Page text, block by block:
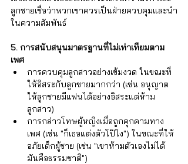
ลูกชายเชื่อว่าพวกเขาควรเป็นฝ่ายควบคุมและนำ
ในความสัมพันธ์
5. การสนับสนุนมาตรฐานที่ไม่เท่าเทียมตาม
เพศ
การควบคุมลูกสาวอย่างเข้มงวด ในขณะที่
ให้อิสระกับลูกชายมากกว่า (เช่น อนุญาต
ให้ลูกชายมีแฟนได้อย่างอิสระแต่ห้าม
ลูกสาว)
การกล่าวโทษผู้หญิงเมื่อถูกคุกคามทาง
เพศ (เช่น "ก็เธอแต่งตัวโป๊ไง") ในขณะที่ให้
อภัยเด็กผู้ชาย (เช่น "เขาห้ามตัวเองไม่ได้
มันคือธรรมชาติ")